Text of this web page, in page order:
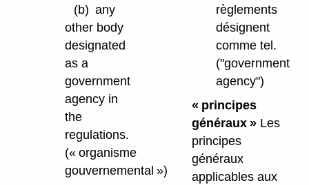
(b) any
other body
designated
as a
government
agency in
the
regulations.
(« organisme
gouvernemental »)
règlements
désignent
comme tel.
("government
agency")
« principes
généraux »Les
principes
généraux
applicables aux